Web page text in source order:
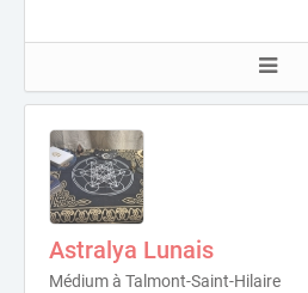
Astralya Lunais
Médium à Talmont-Saint-Hilaire